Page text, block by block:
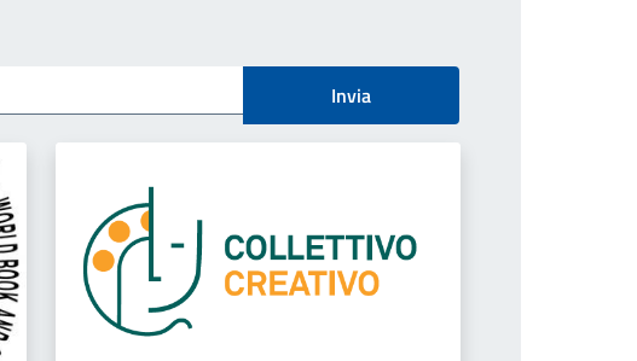
Invia